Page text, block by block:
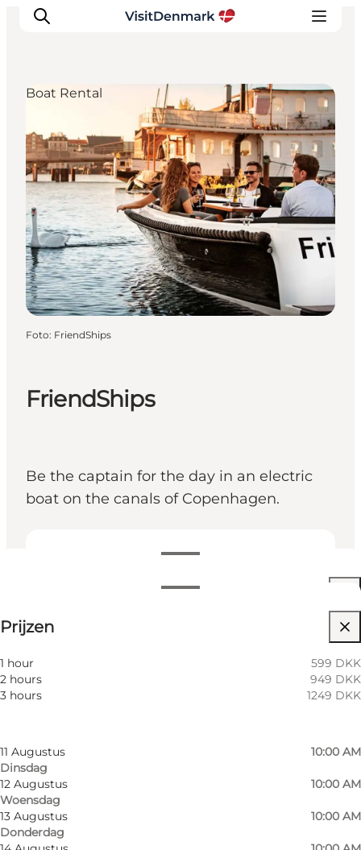
Inspiratie
Bestemmingen
Wat te doen
Accommodaties
Plan je reis
FriendShips
Be the captain for the day in an electric
boat on the canals of Copenhagen.
Openingstijden bekijken
Filteren op maand
8 Augustus
Zaterdag
9 Augustus
Zondag
10:00 AM
11 Augustus
Dinsdag
10:00 AM
12 Augustus
Woensdag
10:00 AM
13 Augustus
Donderdag
10:00 AM
Prijzen
1 hour
599 DKK
2 hours
949 DKK
3 hours
1249 DKK
Boat Rental
Foto: FriendShips